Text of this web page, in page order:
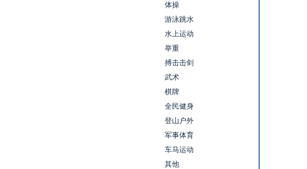
体操
游泳跳水
水上运动
举重
搏击击剑
武术
棋牌
全民健身
登山户外
军事体育
车马运动
其他